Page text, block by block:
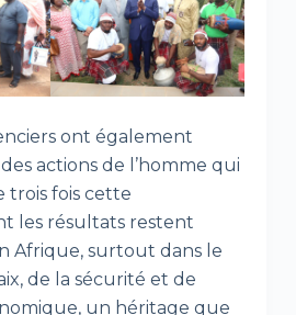
ont également
actions de l’homme qui
trois fois cette
les résultats restent
Afrique, surtout dans le
de la sécurité et de
un héritage que